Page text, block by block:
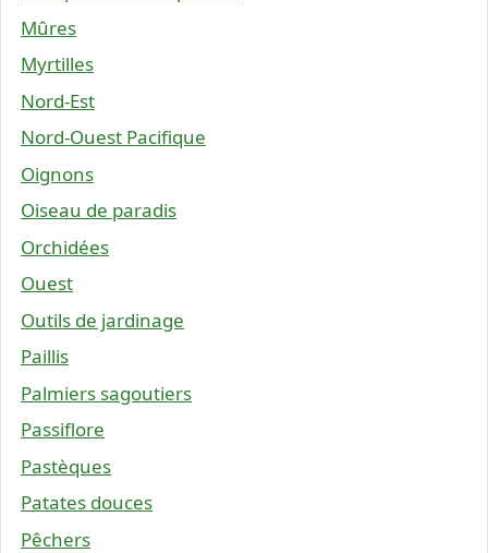
Mûres
Myrtilles
Nord-Est
Nord-Ouest Pacifique
Oignons
Oiseau de paradis
Orchidées
Ouest
Outils de jardinage
Paillis
Palmiers sagoutiers
Passiflore
Pastèques
Patates douces
Pêchers